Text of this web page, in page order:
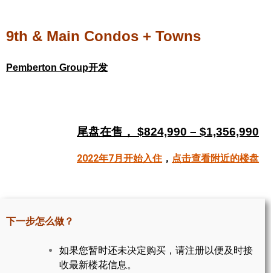
卖房指南
贷款指南
楼花地图
9th & Main Condos + Towns
Pemberton Group开发
尾盘在售， $824,990 – $1,356,990
2022年7月开始入住 ， 点击查看附近的楼盘
下一步怎么做？
如果您暂时还未决定购买，请注册以便及时接
收最新楼花信息。